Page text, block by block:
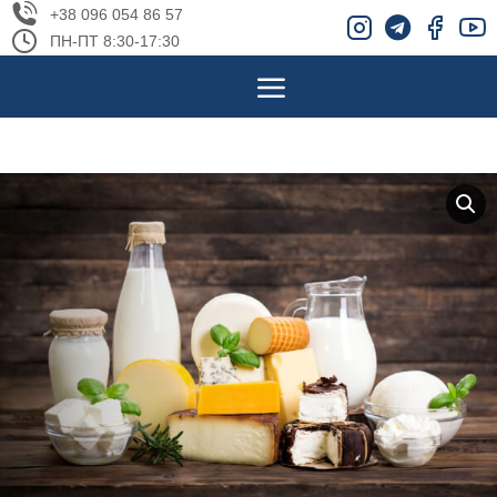
+38 096 054 86 57
ПН-ПТ 8:30-17:30